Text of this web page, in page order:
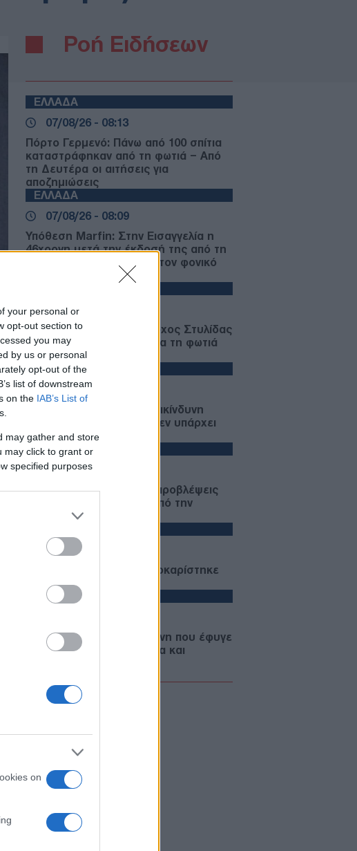
your personal or
opt-out section to
you may
by us or personal
opt-out of the
list of downstream
on the IAB’s List of
may gather and store
may click to grant or
specified purposes
on
Ροή Ειδήσεων
ΕΛΛΑΔΑ
07/08/26 - 08:13
Πόρτο Γερμενό: Πάνω από 100 σπίτια
καταστράφηκαν από τη φωτιά – Από
τη Δευτέρα οι αιτήσεις για
αποζημιώσεις
ΕΛΛΑΔΑ
07/08/26 - 08:09
Υπόθεση Marfin: Στην Εισαγγελία η
46χρονη μετά την έκδοσή της από τη
Βρετανία – Εξελίξεις για τον φονικό
07/08/26 - 08:05
Προφυλακιστέοι ο δήμαρχος Στυλίδας
και δύο επιχειρηματίες για τη φωτιά
στη Βοιωτία
ΔΙΕΘΝΗ
07/08/26 - 08:00
Ο Τραμπ μπροστά σε «επικίνδυνη
παγίδα κλιμάκωσης» – "Δεν υπάρχει
τρίτη επιλογή"
ΖΩΔΙΑ
06/08/26 - 23:52
Ζώδια: Οι αστρολογικές προβλέψεις
για την Παρασκευή 7/8 από την
Αλεξάνδρα Καρτά
06/08/26 - 23:52
ΠΑΟΚ - Άντερλεχτ 0-1: Σοκαρίστηκε
αλλά μπορεί!!
ΕΛΛΑΔΑ
Χανιά: ΕΔΕ για την 75χρονη που έφυγε
από το Αστυνομικό Τμήμα και
06/08/26 - 23:20
αποζημιώσεις θανάτου
ΔΙΕΘΝΗ
06/08/26 - 23:16
Γερμανία: Νέο δημοσκοπικό ρεκόρ για
το ακροδεξιό AfD και βαριά φθορά για